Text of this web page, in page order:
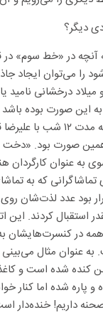
دیگر؟
آنچه در «خط سوم»
را می‌توان ایجاد
میلاد درخشانی نامید
این صورت بوده
پری‌وار» که سال ۹۵ به
صورت بود.
به عنوان کارگردان
که به
همه در کنسرت‌هایشان
عنوان مثال
کنده شده است و
پاره شده اما کنار
داریم! خنده‌دار